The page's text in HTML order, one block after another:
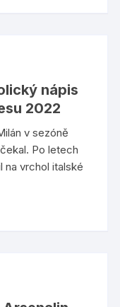
nápis
2022
v sezóně
Po letech
na vrchol italské